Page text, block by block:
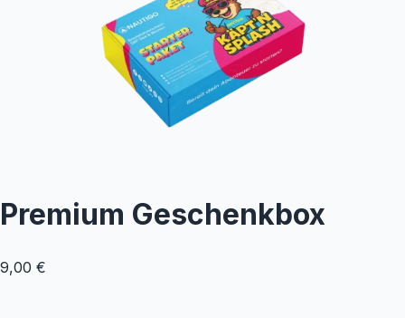
Premium Geschenkbox
9,00 €